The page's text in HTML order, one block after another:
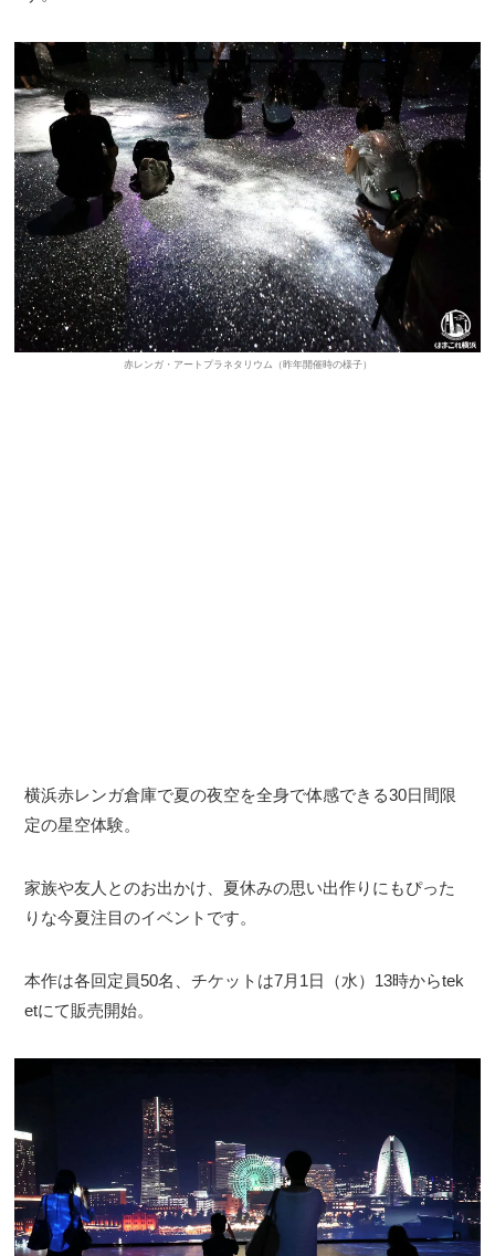
赤レンガ・アートプラネタリウム（昨年開催時の様子）
横浜赤レンガ倉庫で夏の夜空を全身で体感できる30日間限
定の星空体験。
家族や友人とのお出かけ、夏休みの思い出作りにもぴった
りな今夏注目のイベントです。
本作は各回定員50名、チケットは7月1日（水）13時からtek
etにて販売開始。